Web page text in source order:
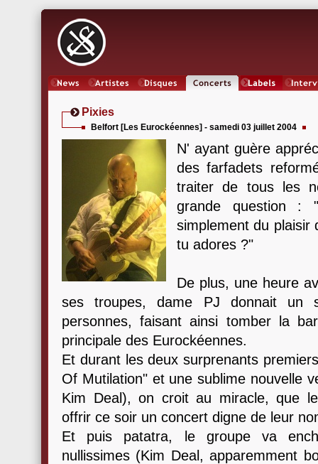
Pixies
Belfort [Les Eurockéennes] - samedi 03 juillet 2004
N' ayant guère
des farfadets
traiter de tous les
grande question :
simplement du plaisir
tu adores ?"
De plus, une heure
ses troupes, dame PJ donnait un
personnes, faisant ainsi tomber la
principale des Eurockéennes.
Et durant les deux surprenants
Of Mutilation" et une sublime nouvelle
Kim Deal), on croit au miracle, que
offrir ce soir un concert digne de leur
Et puis patatra, le groupe va
nullissimes (Kim Deal, apparemment